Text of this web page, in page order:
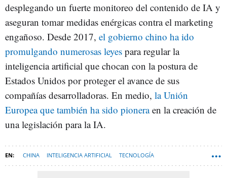
desplegando un fuerte monitoreo del contenido de IA y
aseguran tomar medidas enérgicas contra el marketing
engañoso. Desde 2017, el gobierno chino ha ido
promulgando numerosas leyes para regular la
inteligencia artificial que chocan con la postura de
Estados Unidos por proteger el avance de sus
compañías desarrolladoras. En medio, la Unión
Europea que también ha sido pioneraen la creación de
una legislación para la IA.
CHINA INTELIGENCIA ARTIFICIAL TECNOLOGÍA